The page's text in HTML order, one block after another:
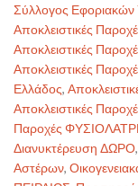
Σύλλογος
Αποκλειστικές
Αποκλειστικές
Αποκλειστικές
Ελλάδος,
Αποκλειστικές
Παροχές
Διανυκτέρευση ΔΩΡΟ,
Αστέρων,